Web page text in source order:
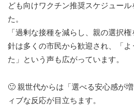
ども向けワクチン推奨スケジュー
た。
「過剰な接種を減らし、親の選択
針は多くの市民から歓迎され、「よ
た」という声も広がっています。
🙂 親世代からは「選べる安心感が
ィブな反応が目立ちます。